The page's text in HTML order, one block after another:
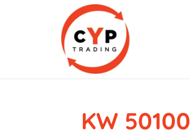
CYP TradingKW 50100